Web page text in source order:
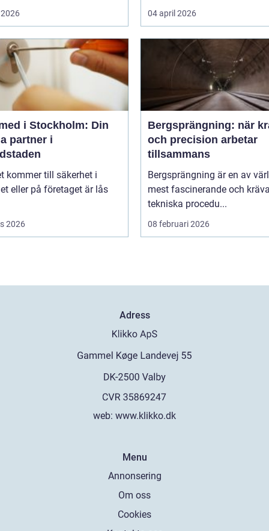
04 april 2026
i Stockholm: Din
partner i
kommer till säkerhet i
eller på företaget är lås
2026
Bergsprängning: när
och precision arbetar
tillsammans
Bergsprängning är en av
mest fascinerande och
tekniska procedu...
08 februari 2026
Adress
web: www.klikko.dk
Menu
Annonsering
Om oss
Cookies